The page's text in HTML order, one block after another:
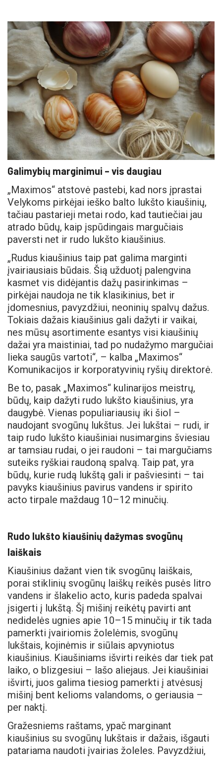
Galimybių marginimui – vis daugiau
„Maximos“ atstovė pastebi, kad nors įprastai
Velykoms pirkėjai ieško balto lukšto kiaušinių,
tačiau pastarieji metai rodo, kad tautiečiai jau
atrado būdų, kaip įspūdingais margučiais
paversti net ir rudo lukšto kiaušinius.
„Rudus kiaušinius taip pat galima marginti
įvairiausiais būdais. Šią užduotį palengvina
kasmet vis didėjantis dažų pasirinkimas –
pirkėjai naudoja ne tik klasikinius, bet ir
įdomesnius, pavyzdžiui, neoninių spalvų dažus.
Tokiais dažais kiaušinius gali dažyti ir vaikai,
nes mūsų asortimente esantys visi kiaušinių
dažai yra maistiniai, tad po nudažymo margučiai
lieka saugūs vartoti“, – kalba „Maximos“
Komunikacijos ir korporatyvinių ryšių direktorė.
Be to, pasak „Maximos“ kulinarijos meistrų,
būdų, kaip dažyti rudo lukšto kiaušinius, yra
daugybė. Vienas populiariausių iki šiol –
naudojant svogūnų lukštus. Jei lukštai – rudi, ir
taip rudo lukšto kiaušiniai nusimargins šviesiau
ar tamsiau rudai, o jei raudoni – tai margučiams
suteiks ryškiai raudoną spalvą. Taip pat, yra
būdų, kurie rudą lukštą gali ir pašviesinti – tai
pavyks kiaušinius pavirus vandens ir spirito
acto tirpale maždaug 10–12 minučių.
Rudo lukšto kiaušinių dažymas svogūnų
laiškais
Kiaušinius dažant vien tik svogūnų laiškais,
porai stiklinių svogūnų laiškų reikės pusės litro
vandens ir šlakelio acto, kuris padeda spalvai
įsigerti į lukštą. Šį mišinį reikėtų pavirti ant
nedidelės ugnies apie 10–15 minučių ir tik tada
pamerkti įvairiomis žolelėmis, svogūnų
lukštais, kojinėmis ir siūlais apvyniotus
kiaušinius. Kiaušiniams išvirti reikės dar tiek pat
laiko, o blizgesiui – lašo aliejaus. Jei kiaušiniai
išvirti, juos galima tiesiog pamerkti į atvėsusį
mišinį bent kelioms valandoms, o geriausia –
per naktį.
Gražesniems raštams, ypač marginant
kiaušinius su svogūnų lukštais ir dažais, išgauti
patariama naudoti įvairias žoleles. Pavyzdžiui,